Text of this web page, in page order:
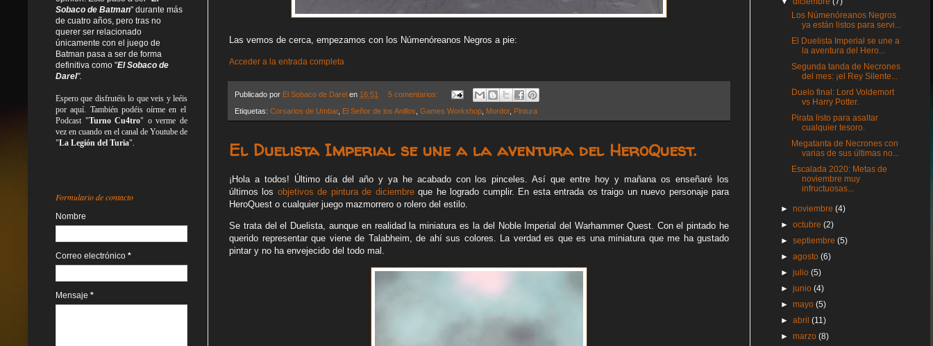
Las vemos de cerca, empezamos con los Númenóreanos Negros a pie:
Acceder a la entrada completa
Publicado por El Sobaco de Darel en 16:51 5 comentarios:
Etiquetas: Corsarios de Umbar, El Señor de los Anillos Games Workshop Mordor, Pintura
El Duelista Imperial se une a la aventura del HeroQuest.
¡Hola a todos! Último día del año y ya he acabado con los pinceles. Así que entre hoy y mañana os enseñaré los
últimos los objetivos de pintura de diciembreque he logrado cumplir. En esta entrada os traigo un nuevo personaje para
HeroQuest o cualquier juego mazmorrero o rolero del estilo.
Se trata del el Duelista, aunque en realidad la miniatura es la del Noble Imperial del Warhammer Quest. Con el pintado he
querido representar que viene de Talabheim, de ahí sus colores. La verdad es que es una miniatura que me ha gustado
pintar y no ha envejecido del todo mal.
Sobaco de Batman" durante más
de cuatro años, pero tras no
querer ser relacionado
únicamente con el juego de
Batman pasa a ser de forma
definitiva como "El Sobaco de
Darel".
Espero que disfrutéis lo queveis yleéis
por aquí. También podéis oírme en el
Podcast "Turno Cu4tro" o verme de
vez en cuando en el canal de Youtube de
"La Legión del Turia".
Formulario de contacto
Nombre
Correo electrónico *
Mensaje *
Los Númenóreanos Negros
ya están listos para servi...
El Duelista Imperial se une a
la aventura del Hero...
Segunda tanda de Necrones
del mes: ¡el Rey Silente...
Duelo final: Lord Voldemort
vs Harry Potter.
Pirata listo para asaltar
cualquier tesoro.
Megatanta de Necrones con
varias de sus últimas no...
Escalada 2020: Metas de
noviembre muy
infructuosas...
►noviembre(4)
►octubre(2)
►septiembre(5)
►agosto(6)
►julio(5)
►junio(4)
►mayo(5)
►abril(11)
►marzo(8)